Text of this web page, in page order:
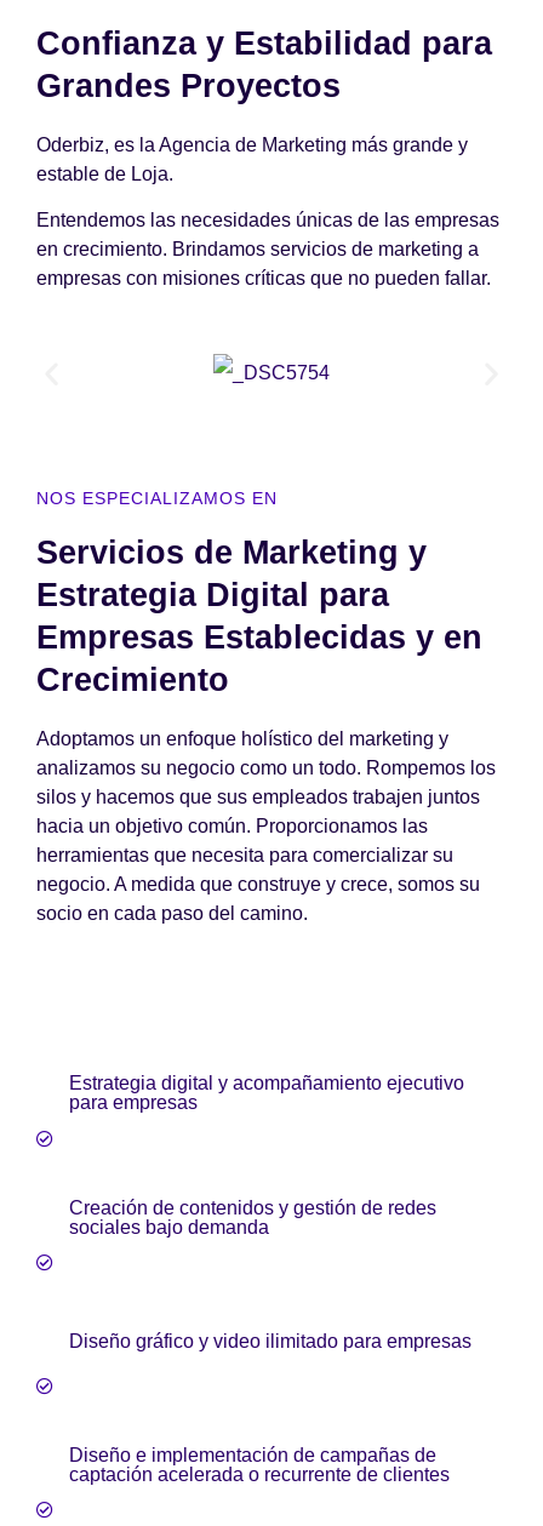
Confianza y Estabilidad para
Grandes Proyectos
Oderbiz, es la Agencia de Marketing más grande y
estable de Loja.
Entendemos las necesidades únicas de las empresas
en crecimiento. Brindamos servicios de marketing a
empresas con misiones críticas que no pueden fallar.
NOS ESPECIALIZAMOS EN
Servicios de Marketing y
Estrategia Digital para
Empresas Establecidas y en
Crecimiento
Adoptamos un enfoque holístico del marketing y
analizamos su negocio como un todo. Rompemos los
silos y hacemos que sus empleados trabajen juntos
hacia un objetivo común. Proporcionamos las
herramientas que necesita para comercializar su
negocio. A medida que construye y crece, somos su
socio en cada paso del camino.
Estrategia digital y acompañamiento ejecutivo
para empresas
Creación de contenidos y gestión de redes
sociales bajo demanda
Diseño gráfico y video ilimitado para empresas
Diseño e implementación de campañas de
captación acelerada o recurrente de clientes